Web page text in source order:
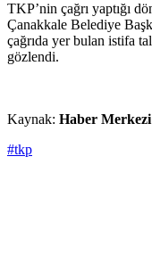
TKP’nin çağrı yaptığı
Çanakkale Belediye
çağrıda yer bulan istifa
gözlendi.
Kaynak: Haber Merkezi
#tkp